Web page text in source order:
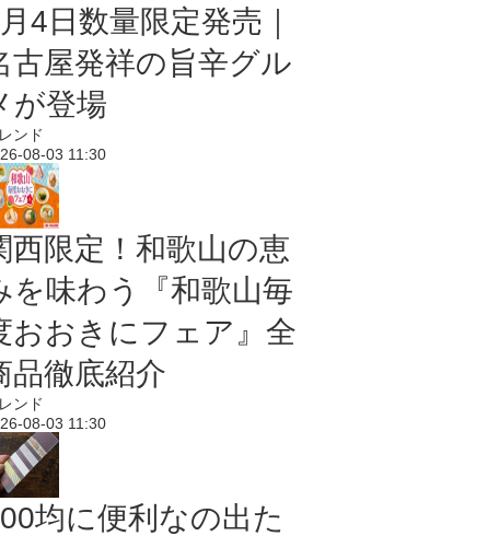
4日数量限定発売｜
古屋発祥の旨辛グル
が登場
ンド
08-03 11:30
西限定！和歌山の恵
を味わう『和歌山毎
おおきにフェア』全
品徹底紹介
ンド
08-03 11:30
均に便利なの出た